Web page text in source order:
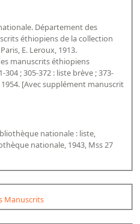
numérisés dans Gallica
de France
de départements
nationale de France
à livre ouvert
- Galeries
Département des
éthiopiens de la collection
E. Leroux, 1913.
manuscrits éthiopiens
; 305-372 : liste brève ; 373-
[Avec supplément manuscrit
nationale : liste,
nationale, 1943, Mss 27
Manuscrits